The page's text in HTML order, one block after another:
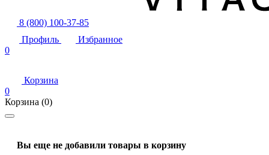
8 (800) 100-37-85
Профиль
Избранное
0
Корзина
0
Корзина (0)
Вы еще не добавили товары в корзину